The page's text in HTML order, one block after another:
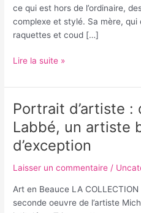
ce qui est hors de l’ordinaire,
complexe et stylé. Sa mère,
raquettes et coud […]
du
patrimoine
Lire la suite »
Portrait d’artiste
Labbé, un artiste
d’exception
Laisser un commentaire /
Art en Beauce LA
seconde oeuvre de l’artiste
Portrait
d’artiste
:
découvrez
Labbé,
un
artiste